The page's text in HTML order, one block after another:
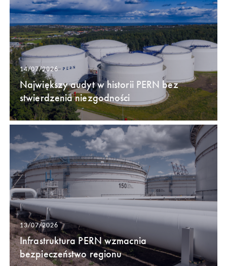
14/07/2026
Największy audyt w historii PERN bez
stwierdzenia niezgodności
13/07/2026
Infrastruktura PERN wzmacnia
bezpieczeństwo regionu